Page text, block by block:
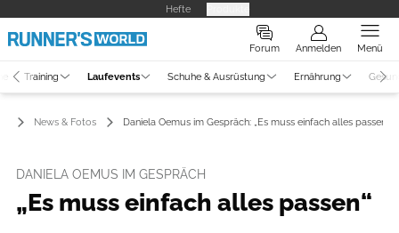
Hefte
Forum Anmelden Menü
Training Laufevents Schuhe & Ausrüstung Ernährung
News & Fotos Daniela Oemus im Gespräch: „Es muss einfach alles passen“
DANIELA OEMUS IM GESPRÄCH
„Es muss einfach alles passen“